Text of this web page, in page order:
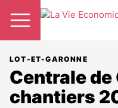
LOT-ET-GARONNE
Centrale de
chantiers